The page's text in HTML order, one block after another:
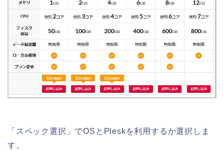
「スペック選択」でOSとPleskを利用するか選択しま
す。